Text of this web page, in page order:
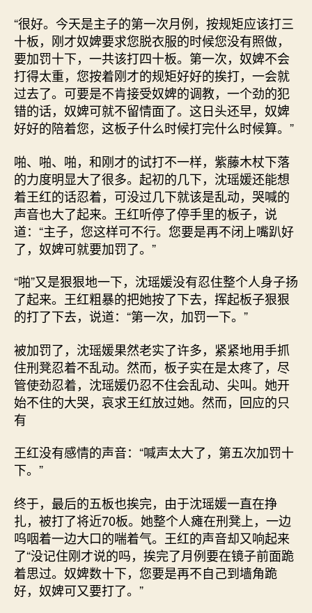
“很好。今天是主子的第一次月例，按规矩应该打三
十板，刚才奴婢要求您脱衣服的时候您没有照做，
要加罚十下，一共该打四十板。第一次，奴婢不会
打得太重，您按着刚才的规矩好好的挨打，一会就
过去了。可要是不肯接受奴婢的调教，一个劲的犯
错的话，奴婢可就不留情面了。这日头还早，奴婢
好好的陪着您，这板子什么时候打完什么时候算。”
啪、啪、啪，和刚才的试打不一样，紫藤木杖下落
的力度明显大了很多。起初的几下，沈瑶媛还能想
着王红的话忍着，可没过几下就该是乱动，哭喊的
声音也大了起来。王红听停了停手里的板子，说
道：“主子，您这样可不行。您要是再不闭上嘴趴好
了，奴婢可就要加罚了。”
“啪”又是狠狠地一下，沈瑶媛没有忍住整个人身子扬
了起来。王红粗暴的把她按了下去，挥起板子狠狠
的打了下去，说道：“第一次，加罚一下。”
被加罚了，沈瑶媛果然老实了许多，紧紧地用手抓
住刑凳忍着不乱动。然而，板子实在是太疼了，尽
管使劲忍着，沈瑶媛仍忍不住会乱动、尖叫。她开
始不住的大哭，哀求王红放过她。然而，回应的只
有
王红没有感情的声音：“喊声太大了，第五次加罚十
下。”
终于，最后的五板也挨完，由于沈瑶媛一直在挣
扎，被打了将近70板。她整个人瘫在刑凳上，一边
呜咽着一边大口的喘着气。王红的声音却又响起来
了“没记住刚才说的吗，挨完了月例要在镜子前面跪
着思过。奴婢数十下，您要是再不自己到墙角跪
好，奴婢可又要打了。”